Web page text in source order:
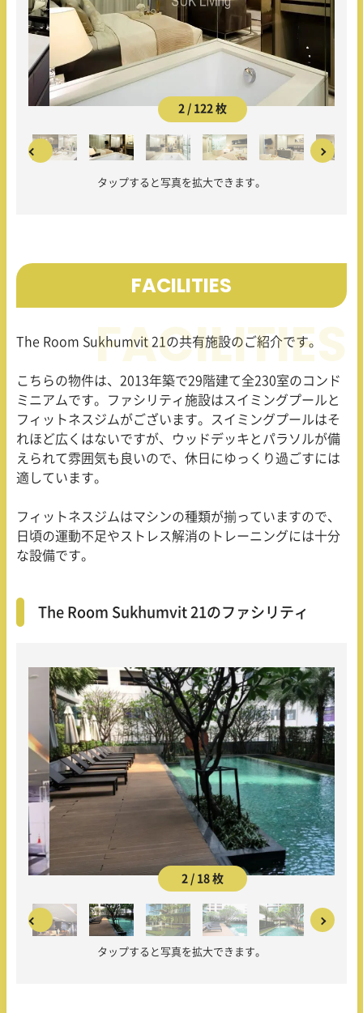
2 / 122 枚
タップすると写真を拡大できます。
FACILITIES
The Room Sukhumvit 21 の共有施設のご紹介です。
こちらの物件は、 2013年築で29 階建て全230室のコンド
ミニアムです。ファシリティ施設はスイミングプールと
フィットネスジムがございます。スイミングプールはそ
れほど広くはないですが、ウッドデッキとパラソルが備
えられて雰囲気も良いので、休日にゆっくり過ごすには
適しています。
フィットネスジムはマシンの種類が揃っていますので、
日頃の運動不足やストレス解消のトレーニングには十分
な設備です。
The Room Sukhumvit 21のファシリティ
2 / 18 枚
タップすると写真を拡大できます。